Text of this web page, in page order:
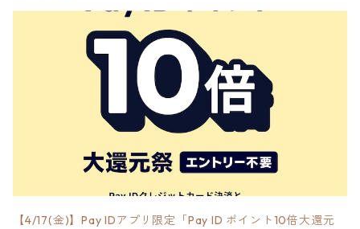
【4/17(金)】Pay IDアプリ限定「Pay ID ポイント10倍大還元